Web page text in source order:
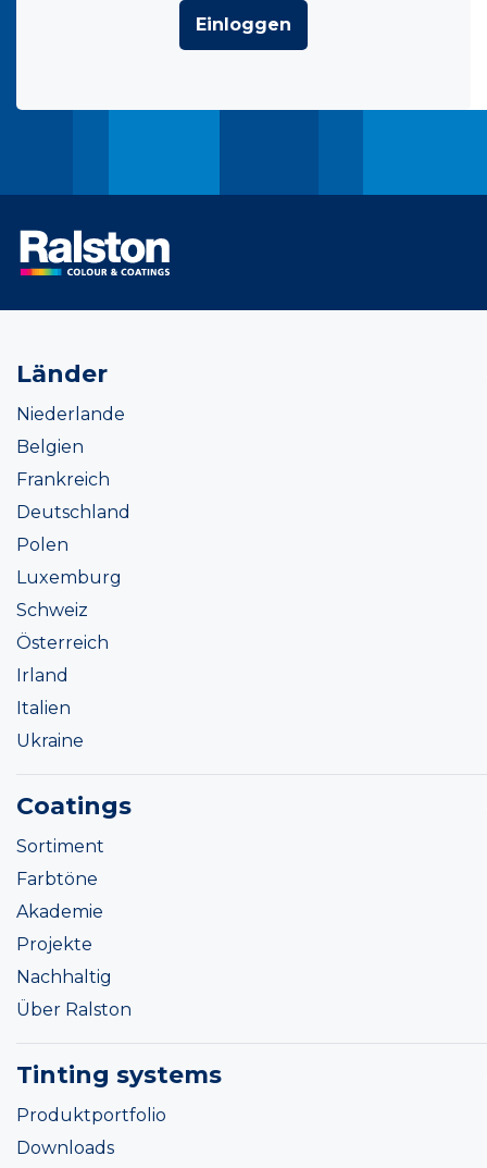
Einloggen
Länder
Niederlande
Belgien
Frankreich
Deutschland
Polen
Luxemburg
Schweiz
Österreich
Irland
Italien
Ukraine
Coatings
Sortiment
Farbtöne
Akademie
Projekte
Nachhaltig
Über Ralston
Tinting systems
Produktportfolio
Downloads